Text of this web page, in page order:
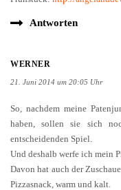
Antworten
WERNER
21. Juni 2014 um 20:05 Uhr
So, nachdem meine
haben, sollen sie sich
entscheidenden Spiel.
Und deshalb werfe ich mein
Davon hat auch der
Pizzasnack, warm und kalt.